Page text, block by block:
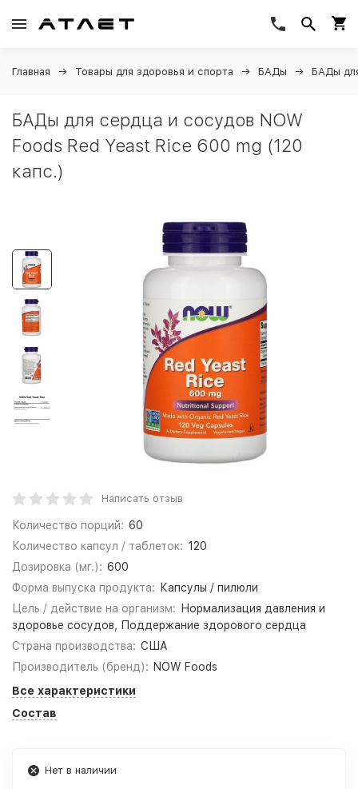
Главная Товары для здоровья и спорта БАДы БАДы
БАДы для сердца и сосудов NOW
Foods Red Yeast Rice 600 mg (120
капс.)
Написать отзыв
Количество порций: 60
Количество капсул / таблеток: 120
Дозировка (мг.): 600
Форма выпуска продукта:
Капсулы / пилюли
Цель / действие на организм:
Нормализация давления и
здоровье сосудов, Поддержание здорового сердца
Страна производства: США
Производитель (бренд): NOW Foods
Все характеристики
Состав
Нет в наличии